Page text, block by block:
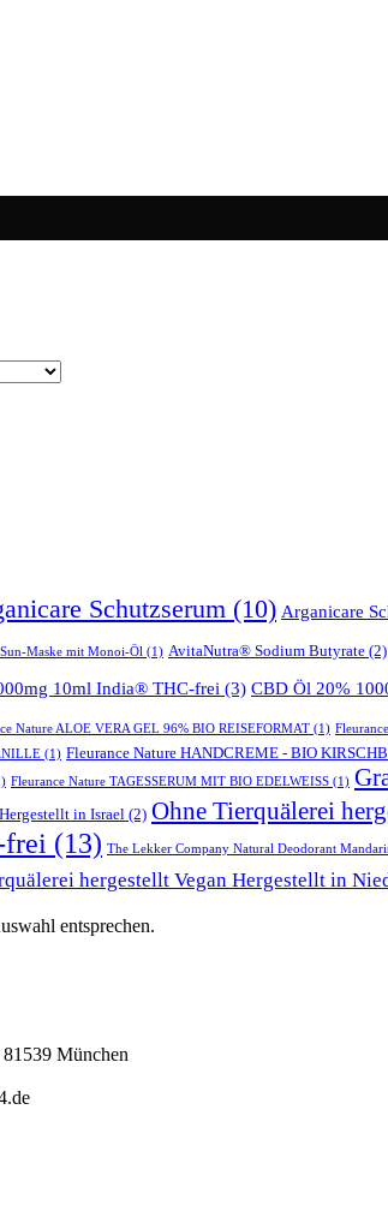
Schutzserum (10) Arganicare
Maske mit Monoi-Öl (1) AvitaNutra® Sodium Butyrate (2)
10ml India® THC-frei (3) CBD Öl 20%
Nature ALOE VERA GEL 96% BIO REISEFORMAT (1)
(1) Fleurance Nature HANDCREME - BIO
Fleurance Nature TAGESSERUM MIT BIO EDELWEISS (1)
in Israel (2) Ohne Tierquälerei
(13) The Lekker Company Natural Deodorant
hergestellt Vegan Hergestellt in
entsprechen.
81539 München